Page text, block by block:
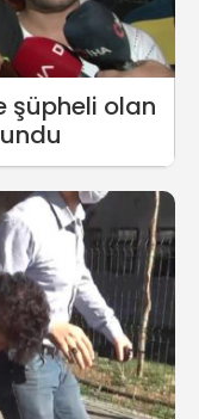
şüpheli olan